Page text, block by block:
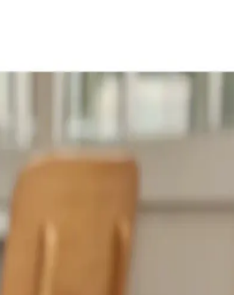
12 Parça Manikür ve
Bakım Kolaylığı
12 parçalık set, taşıma çantasıyla
Metal yapısı ince olsa da, dikkatli
Uygun Kozmetik Çantası
İpuçları
kalitesi, bölme sayısı ve su